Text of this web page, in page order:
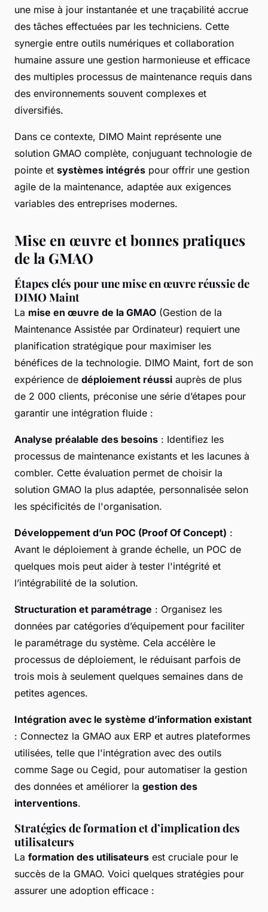
une mise à jour instantanée et une traçabilité accrue
des tâches effectuées par les techniciens. Cette
synergie entre outils numériques et collaboration
humaine assure une gestion harmonieuse et efficace
des multiples processus de maintenance requis dans
des environnements souvent complexes et
diversifiés.
Dans ce contexte, DIMO Maint représente une
solution GMAO complète, conjuguant technologie de
pointe et systèmes intégrés pour offrir une gestion
agile de la maintenance, adaptée aux exigences
variables des entreprises modernes.
Mise en œuvre et bonnes pratiques
de la GMAO
Étapes clés pour une mise en œuvre réussie de
DIMO Maint
La mise en œuvre de la GMAO (Gestion de la
Maintenance Assistée par Ordinateur) requiert une
planification stratégique pour maximiser les
bénéfices de la technologie. DIMO Maint, fort de son
expérience de déploiement réussi auprès de plus
de 2 000 clients, préconise une série d’étapes pour
garantir une intégration fluide :
Analyse préalable des besoins : Identifiez les
processus de maintenance existants et les lacunes à
combler. Cette évaluation permet de choisir la
solution GMAO la plus adaptée, personnalisée selon
les spécificités de l'organisation.
Développement d’un POC (Proof Of Concept) :
Avant le déploiement à grande échelle, un POC de
quelques mois peut aider à tester l'intégrité et
l’intégrabilité de la solution.
Structuration et paramétrage : Organisez les
données par catégories d’équipement pour faciliter
le paramétrage du système. Cela accélère le
processus de déploiement, le réduisant parfois de
trois mois à seulement quelques semaines dans de
petites agences.
Intégration avec le système d’information existant
: Connectez la GMAO aux ERP et autres plateformes
utilisées, telle que l'intégration avec des outils
comme Sage ou Cegid, pour automatiser la gestion
des données et améliorer la gestion des
interventions.
Stratégies de formation et d’implication des
utilisateurs
La formation des utilisateurs est cruciale pour le
succès de la GMAO. Voici quelques stratégies pour
assurer une adoption efficace :